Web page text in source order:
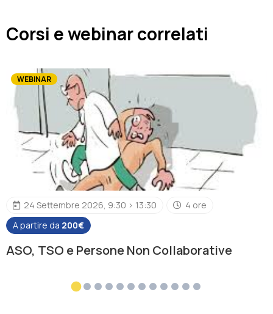
Corsi e webinar correlati
24 Settembre 2026, 9:30 > 13:30
4 ore
A partire da 200€
ASO, TSO e Persone Non Collaborative
WEBINAR